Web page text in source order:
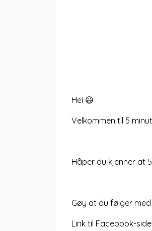
Hei 😃
Velkommen til 5
Håper du kjenner at
Gøy at du følger
Link til Facebook-